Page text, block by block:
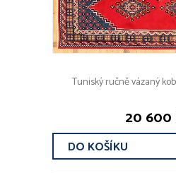
Ostatní koberce
Gobelín
Hračky
Svítidla, svícny
Textilie, módní doplňky
Militaria, faleristika
Tuniský ručně vázaný
20 600
DO KOŠÍKU